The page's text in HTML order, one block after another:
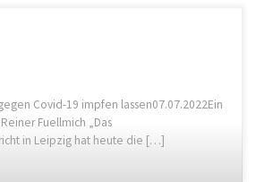
Covid-19 impfen lassen07.07.2022Ein
Fuellmich „Das
in Leipzig hat heute die […]